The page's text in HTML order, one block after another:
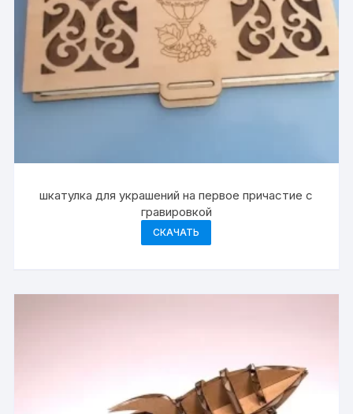
шкатулка для украшений на первое причастие с
гравировкой
СКАЧАТЬ